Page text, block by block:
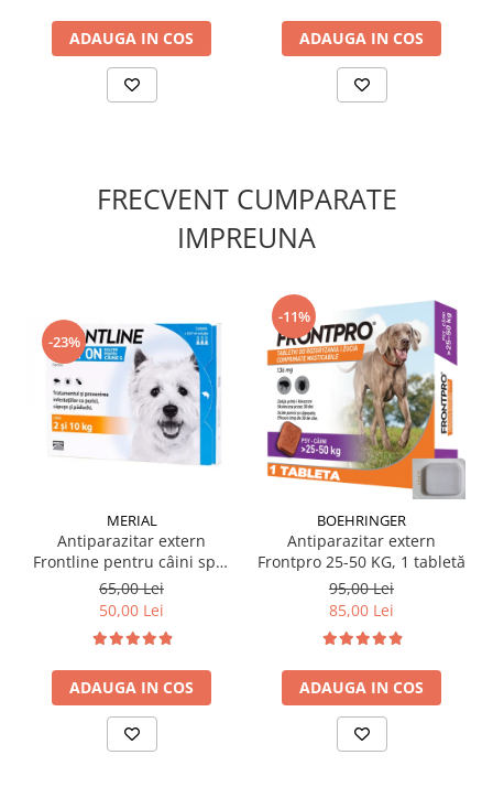
ADAUGA IN COS ADAUGA IN COS
FRECVENT CUMPARATE
IMPREUNA
-23%
MERIAL
Antiparazitar extern
Frontline pentru câini spot
on 2-10 KG, 1 pipetă
65,00 Lei
50,00 Lei
ADAUGA IN COS
-11%
BOEHRINGER
Antiparazitar extern
Frontpro 25-50 KG, 1 tabletă
95,00 Lei
85,00 Lei
ADAUGA IN COS